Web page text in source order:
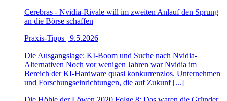
Cerebras - Nvidia-Rivale will im zweiten Anlauf den Sprung
an die Börse schaffen
Praxis-Tipps | 9.5.2026
Die Ausgangslage: KI-Boom und Suche nach Nvidia-
Alternativen Noch vor wenigen Jahren war Nvidia im
Bereich der KI-Hardware quasi konkurrenzlos. Unternehmen
und Forschungseinrichtungen, die auf Zukunf [...]